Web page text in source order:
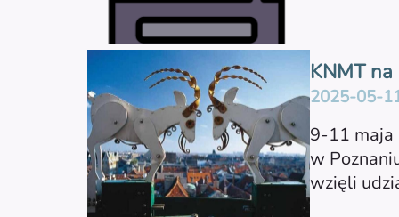
KNMT
2025-05-
9-11 maja
w
wzięli